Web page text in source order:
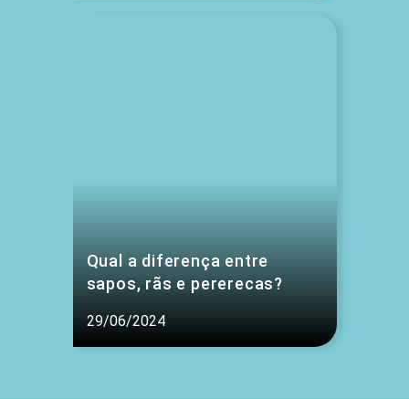
Qual a diferença entre
sapos, rãs e pererecas?
29/06/2024